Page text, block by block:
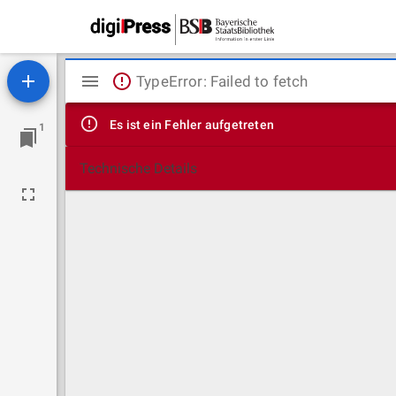
1
Mirador
Viewer
TypeError: Failed to fetch
Es ist ein Fehler aufgetreten
Technische Details